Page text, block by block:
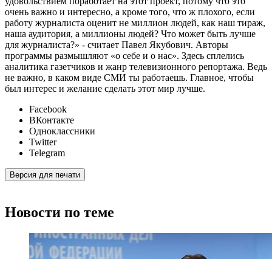
очень важно и интересно, а кроме того, что ж плохого, если
работу журналиста оценит не миллион людей, как наш тираж,
наша аудитория, а миллионы людей? Что может быть лучше
для журналиста?» - считает Павел Якубович. Авторы
программы размышляют «о себе и о нас». Здесь сплелись
аналитика газетчиков и жанр телевизионного репортажа. Ведь
не важно, в каком виде СМИ ты работаешь. Главное, чтобы
был интерес и желание сделать этот мир лучше.
Facebook
ВКонтакте
Одноклассники
Twitter
Telegram
Версия для печати
Новости по теме